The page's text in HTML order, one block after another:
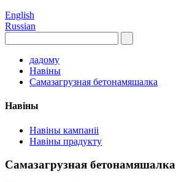
English
Russian
дадому
Навіны
Самазагрузная бетонамяшалка
Навіны
Навіны кампаніі
Навіны прадукту
Самазагрузная бетонамяшалка